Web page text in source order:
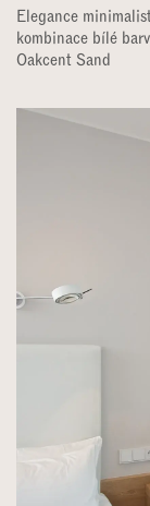
​Elegance
kombinace bílé
Oakcent Sand